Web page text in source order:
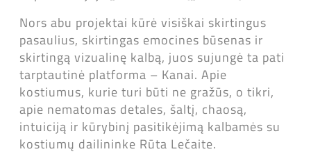
Nors abu projektai kūrė visiškai skirtingus
pasaulius, skirtingas emocines būsenas ir
skirtingą vizualinę kalbą, juos sujungė ta pati
tarptautinė platforma – Kanai. Apie
kostiumus, kurie turi būti ne gražūs, o tikri,
apie nematomas detales, šaltį, chaosą,
intuiciją ir kūrybinį pasitikėjimą kalbamės su
kostiumų dailininke Rūta Lečaite.